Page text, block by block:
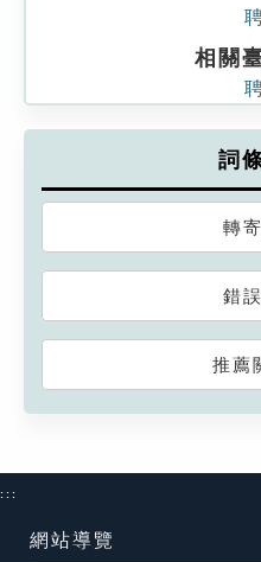
相關
詞
轉
錯
推薦
:::
網站導覽